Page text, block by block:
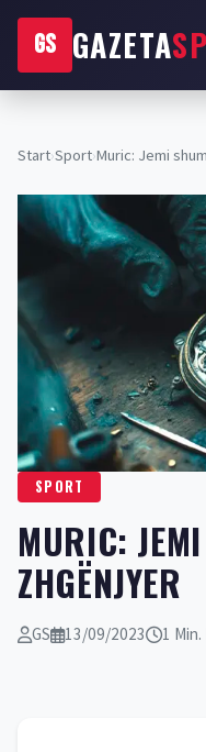
GS GAZETA
Start›Sport›Muric: Jemi
SPORT
MURIC:
ZHGËNJYER
GS 13/09/2023 1